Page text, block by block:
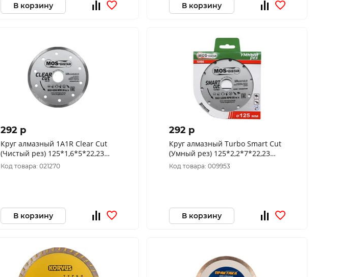
В корзину В корзину
292 p
Круг алмазный 1A1R Clear Cut
(Чистый рез) 125*1,6*5*22,23
"МОS-DISTAR" 1843
Код товара: 021270
В корзину
292 p
Круг алмазный Turbo Smart Cut
(Умный рез) 125*2,2*7*22,23
"МОS-DISTAR" SC7MD12522
Код товара: 009953
В корзину